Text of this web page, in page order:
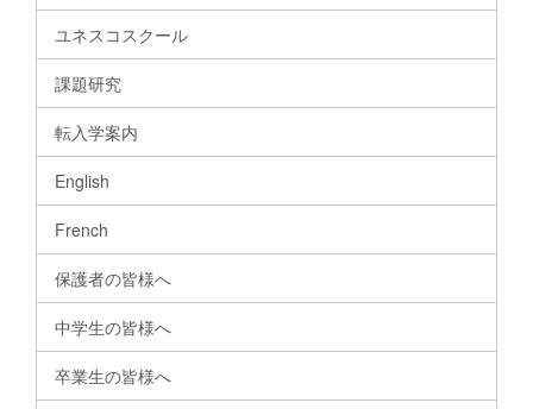
ユネスコスクール
課題研究
転入学案内
English
French
保護者の皆様へ
中学生の皆様へ
卒業生の皆様へ